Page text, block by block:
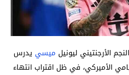
الأرجنتيني ليونيل ميسي يدرس
الأميركي، في ظل اقتراب انتهاء